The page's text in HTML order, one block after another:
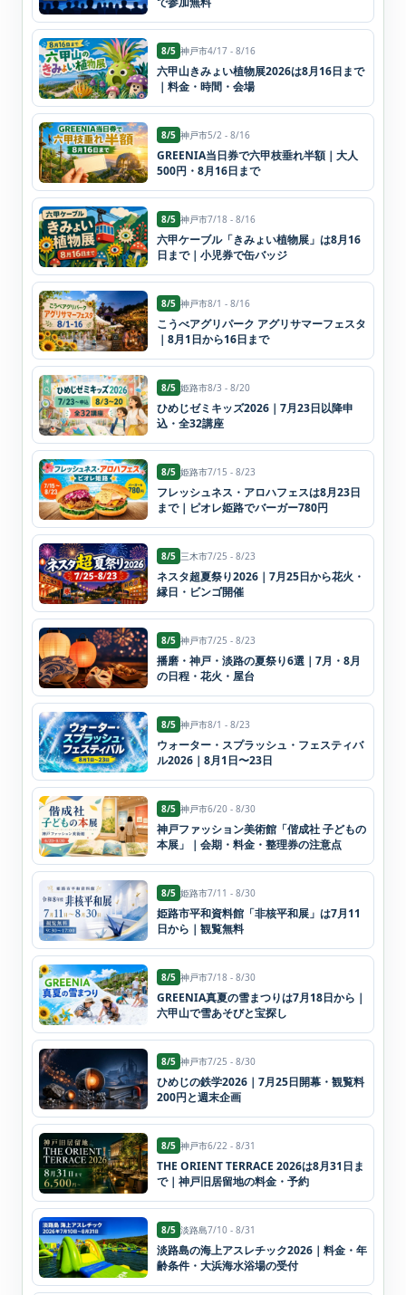
8/5 神戸市4/17 - 8/16
六甲山きみょい植物展2026は8月16日まで
｜料金・時間・会場
8/5 神戸市5/2 - 8/16
GREENIA当日券で六甲枝垂れ半額｜大人
500円・8月16日まで
8/5 神戸市7/18 - 8/16
六甲ケーブル「きみょい植物展」は8月16
日まで｜小児券で缶バッジ
8/5 神戸市8/1 - 8/16
こうべアグリパーク アグリサマーフェスタ
｜8月1日から16日まで
8/5 姫路市8/3 - 8/20
ひめじゼミキッズ2026｜7月23日以降申
込・全32講座
8/5 姫路市7/15 - 8/23
フレッシュネス・アロハフェスは8月23日
まで｜ピオレ姫路でバーガー780円
8/5 三木市7/25 - 8/23
ネスタ超夏祭り2026｜7月25日から花火・
縁日・ビンゴ開催
8/5 神戸市7/25 - 8/23
播磨・神戸・淡路の夏祭り6選｜7月・8月
の日程・花火・屋台
8/5 神戸市8/1 - 8/23
ウォーター・スプラッシュ・フェスティバ
ル2026｜8月1日〜23日
8/5 神戸市6/20 - 8/30
神戸ファッション美術館「偕成社 子どもの
本展」｜会期・料金・整理券の注意点
8/5 姫路市7/11 - 8/30
姫路市平和資料館「非核平和展」は7月11
日から｜観覧無料
8/5 神戸市7/18 - 8/30
GREENIA真夏の雪まつりは7月18日から｜
六甲山で雪あそびと宝探し
8/5 神戸市7/25 - 8/30
ひめじの鉄学2026｜7月25日開幕・観覧料
200円と週末企画
8/5 神戸市6/22 - 8/31
THE ORIENT TERRACE 2026は8月31日ま
で｜神戸旧居留地の料金・予約
8/5 淡路島7/10 - 8/31
淡路島の海上アスレチック2026｜料金・年
齢条件・大浜海水浴場の受付